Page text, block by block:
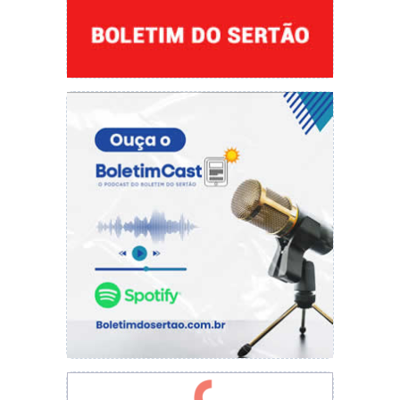
bilhões em julho para R$ 192,7 bilhões em
agosto, puxada por um aumento da população
ocupada. Considerando o rendimento efetivo, a
massa de rendimento cresceu 3,5%, passando
de R$ 167 bilhões em julho para R$ 172,7
bilhões em agosto.
O rendimento médio real domiciliar per capita
efetivamente recebido no Brasil foi de R$
1.302 em agosto, 2,2% superior aos R$ 1.274
recebidos em julho. No Nordeste, a renda
média per capita foi de R$ 911, e no Norte, R$
O rendimento médio domiciliar per capita dos